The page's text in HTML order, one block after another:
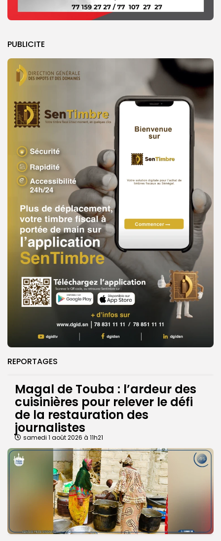
PUBLICITE
REPORTAGES
Magal de Touba : l’ardeur des
cuisinières pour relever le défi
de la restauration des
journalistes
samedi 1 août 2026 à 11h21